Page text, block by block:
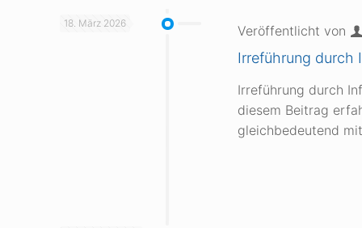
18. März 2026 Veröffentlicht von
Irreführung durch
Irreführung durch
diesem Beitrag
gleichbedeutend